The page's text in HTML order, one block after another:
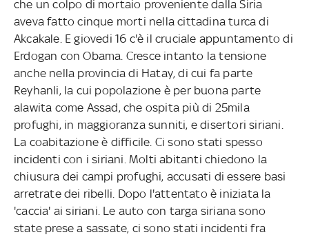
che un colpo di mortaio proveniente dalla Siria
aveva fatto cinque morti nella cittadina turca di
Akcakale. E giovedi 16 c'è il cruciale appuntamento di
Erdogan con Obama. Cresce intanto la tensione
anche nella provincia di Hatay, di cui fa parte
Reyhanli, la cui popolazione è per buona parte
alawita come Assad, che ospita più di 25mila
profughi, in maggioranza sunniti, e disertori siriani.
La coabitazione è difficile. Ci sono stati spesso
incidenti con i siriani. Molti abitanti chiedono la
chiusura dei campi profughi, accusati di essere basi
arretrate dei ribelli. Dopo l'attentato è iniziata la
'caccia' ai siriani. Le auto con targa siriana sono
state prese a sassate, ci sono stati incidenti fra